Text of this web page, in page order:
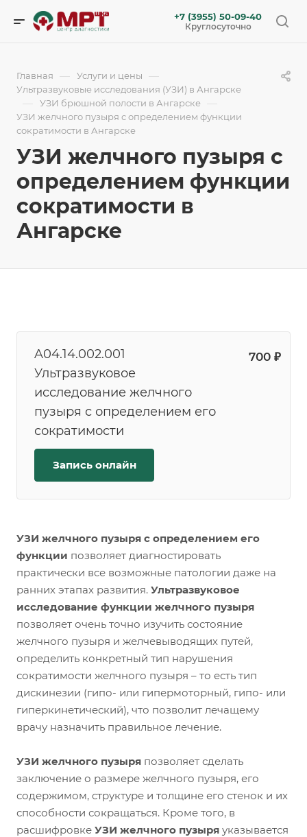
+7 (3955) 50-09-40
Круглосуточно
Главная — Услуги и цены —
Ультразвуковые исследования (УЗИ) в Ангарске
— УЗИ брюшной полости в Ангарске —
УЗИ желчного пузыря с определением функции
сократимости в Ангарске
УЗИ желчного пузыря с
определением функции
сократимости в
Ангарске
A04.14.002.001
Ультразвуковое
исследование желчного
пузыря с определением его
сократимости
700 ₽
Запись онлайн
УЗИ желчного пузыря с определением его
функции позволяет диагностировать
практически все возможные патологии даже на
ранних этапах развития. Ультразвуковое
исследование функции желчного пузыря
позволяет очень точно изучить состояние
желчного пузыря и желчевыводящих путей,
определить конкретный тип нарушения
сократимости желчного пузыря – то есть тип
дискинезии (гипо- или гипермоторный, гипо- или
гиперкинетический), что позволит лечащему
врачу назначить правильное лечение.
УЗИ желчного пузыря позволяет сделать
заключение о размере желчного пузыря, его
содержимом, структуре и толщине его стенок и их
способности сокращаться. Кроме того, в
расшифровке УЗИ желчного пузыря указывается